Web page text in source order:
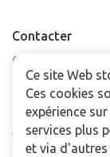
Contacter
Contactez-nous
Trouver un
FAQ
Abonnez-vous à
Ce site Web
Ces cookies
expérience
services plus
et via